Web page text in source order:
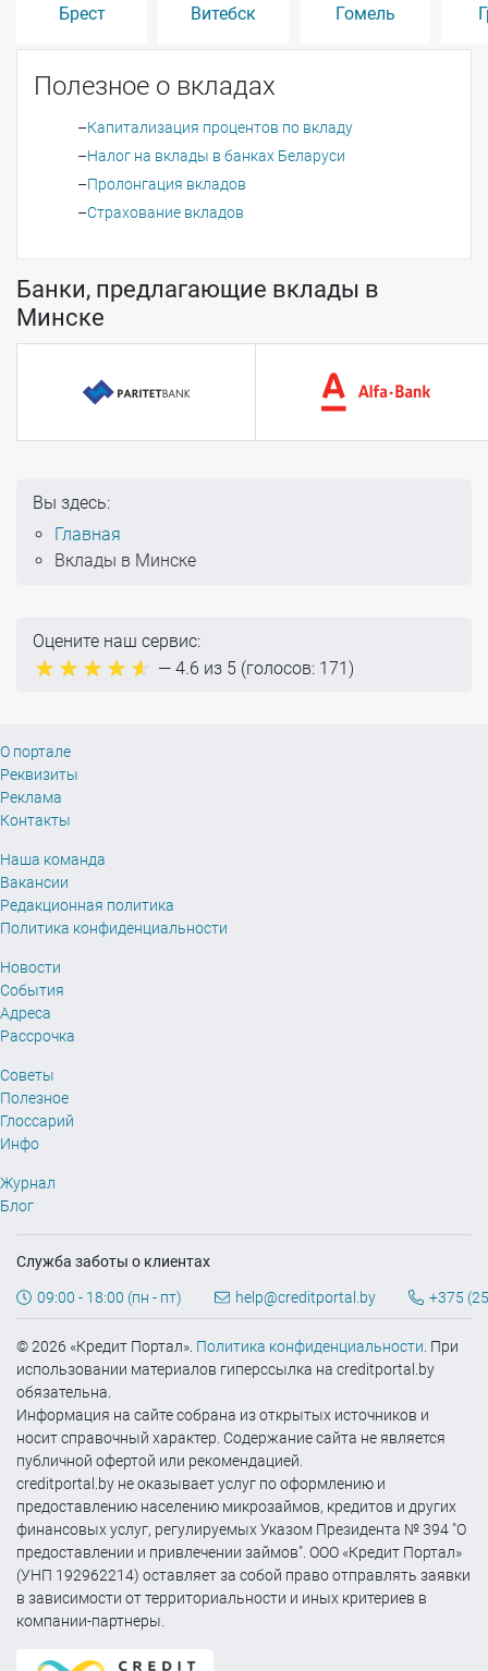
Брест Витебск Гомель
Полезное о вкладах
Капитализация процентов по вкладу
Налог на вклады в банках Беларуси
Пролонгация вкладов
Страхование вкладов
Банки, предлагающие вклады в
Минске
Вы здесь:
Главная
Вклады в Минске
Оцените наш сервис:
— 4.6 из 5 (голосов: 171)
О портале
Реквизиты
Реклама
Контакты
Наша команда
Вакансии
Редакционная политика
Политика конфиденциальности
Новости
События
Адреса
Рассрочка
Советы
Полезное
Глоссарий
Инфо
Журнал
Блог
Служба заботы о клиентах
09:00 - 18:00 (пн - пт) help@creditportal.by +375
© 2026 «Кредит Портал». Политика конфиденциальности . При
использовании материалов гиперссылка на creditportal.by
обязательна.
Информация на сайте собрана из открытых источников и
носит справочный характер. Содержание сайта не является
публичной офертой или рекомендацией.
creditportal.by не оказывает услуг по оформлению и
предоставлению населению микрозаймов, кредитов и других
финансовых услуг, регулируемых Указом Президента № 394 "О
предоставлении и привлечении займов". ООО «Кредит Портал»
(УНП 192962214) оставляет за собой право отправлять заявки
в зависимости от территориальности и иных критериев в
компании-партнеры.